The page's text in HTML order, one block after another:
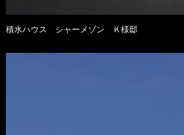
積水ハウス シャーメゾン Ｋ様邸